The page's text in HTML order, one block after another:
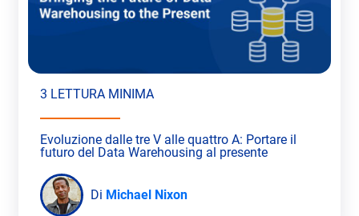
3 LETTURA MINIMA
Evoluzione dalle tre V alle quattro A: Portare il
futuro del Data Warehousing al presente
Di Michael Nixon